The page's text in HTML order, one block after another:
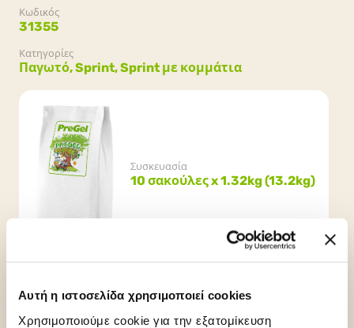
Αυτή η ιστοσελίδα χρησιμοποιεί cookies
Χρησιμοποιούμε cookie για την εξατομίκευση
Κωδικός
31355
Κατηγορίες
Παγωτό,Sprint,Sprint με κομμάτια
Συσκευασία
10 σακούλες x 1.32kg (13.2kg)